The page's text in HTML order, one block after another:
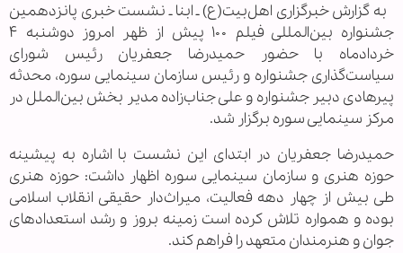
به گزارش خبرگزاری اهل‌بیت(ع) ـ ابنا ـ نشست خبری پانزدهمین
جشنواره بین‌المللی فیلم ۱۰۰ پیش از ظهر امروز دوشنبه ۴
خردادماه با حضور حمیدرضا جعفریان رئیس شورای
سیاست‌گذاری جشنواره و رئیس سازمان سینمایی سوره، محدثه
پیرهادی دبیر جشنواره و علی جناب‌زاده مدیر بخش بین‌الملل در
مرکز سینمایی سوره برگزار شد.
حمیدرضا جعفریان در ابتدای این نشست با اشاره به پیشینه
حوزه هنری و سازمان سینمایی سوره اظهار داشت: حوزه هنری
طی بیش از چهار دهه فعالیت، میراث‌دار حقیقی انقلاب اسلامی
بوده و همواره تلاش کرده است زمینه بروز و رشد استعدادهای
جوان و هنرمندان متعهد را فراهم کند.